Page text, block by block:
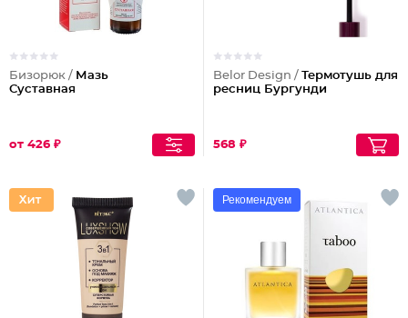
Бизорюк / Мазь
Суставная
от 426 ₽
Belor Design / Термотушь для
ресниц Бургунди
568 ₽
Рекомендуем